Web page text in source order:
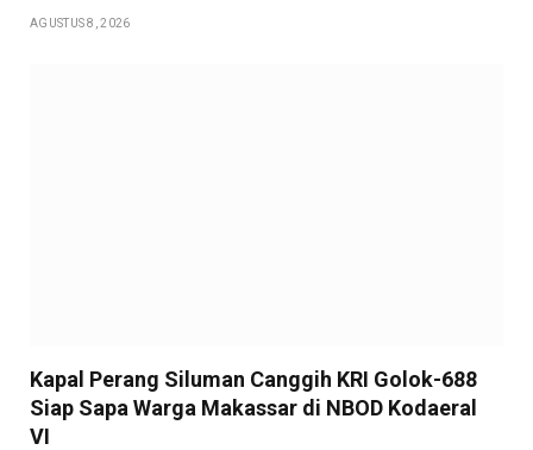
AGUSTUS 8, 2026
Kapal Perang Siluman Canggih KRI Golok-688
Siap Sapa Warga Makassar di NBOD Kodaeral
VI